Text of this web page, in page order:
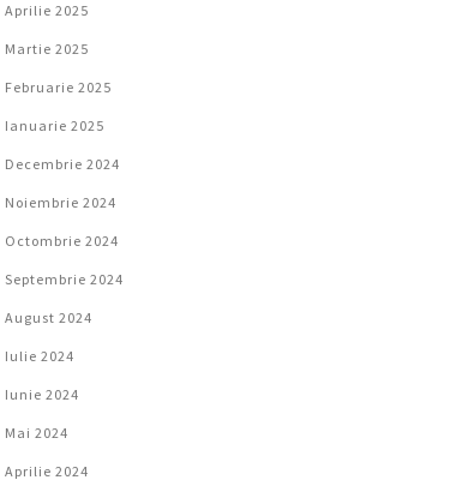
Aprilie 2025
Martie 2025
Februarie 2025
Ianuarie 2025
Decembrie 2024
Noiembrie 2024
Octombrie 2024
Septembrie 2024
August 2024
Iulie 2024
Iunie 2024
Mai 2024
Aprilie 2024